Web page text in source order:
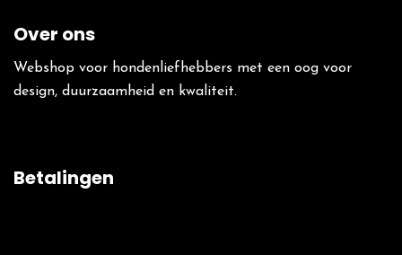
Over ons
Webshop voor hondenliefhebbers met een oog voor
design, duurzaamheid en kwaliteit.
Betalingen